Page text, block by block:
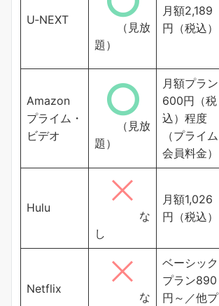
U‑NEXT
（見放
題）
月額2,189
円（税込）
Amazon
プライム・
ビデオ
（見放
題）
月額プラン
600円（税
込）程度
（プライム
会員料金）
Hulu
な
し
月額1,026
円（税込）
Netflix
な
ベーシック
プラン890
円～／他プ